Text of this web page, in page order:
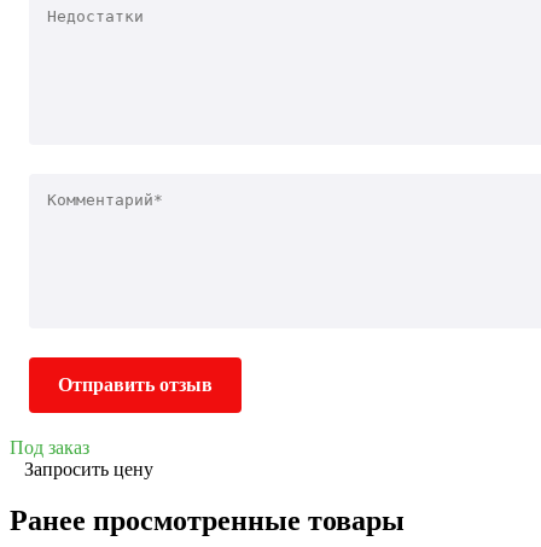
Отправить отзыв
Под заказ
Запросить цену
Ранее просмотренные товары